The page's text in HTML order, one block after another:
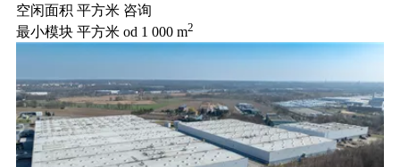
空闲面积 平方米 咨询
最小模块 平方米 od 1 000 m2